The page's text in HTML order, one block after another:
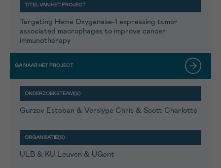
Targeting Heme Oxygenase-1 expressing tumor
associated macrophages to improve cancer
immunotherapy
Gurzov Esteban & Verslype Chris & Scott Charlotte
ULB & KU Leuven & UGent